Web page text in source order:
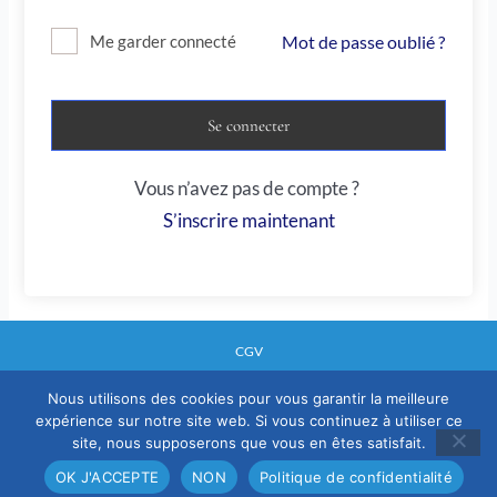
Me garder connecté Mot de passe oublié ?
Se connecter
Vous n’avez pas de compte ?
S’inscrire maintenant
CGV
Mentions legales
Politique confidentialité
Nous utilisons des cookies pour vous garantir la meilleure
expérience sur notre site web. Si vous continuez à utiliser ce
site, nous supposerons que vous en êtes satisfait.
OK J'ACCEPTE
NON Politique de confidentialité